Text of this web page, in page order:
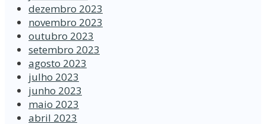
dezembro 2023
novembro 2023
outubro 2023
setembro 2023
agosto 2023
julho 2023
junho 2023
maio 2023
abril 2023